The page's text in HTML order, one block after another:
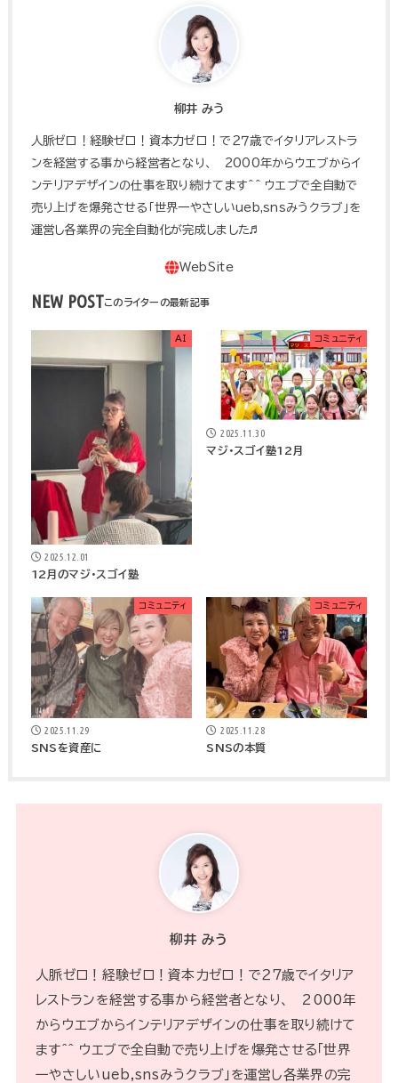
柳井 みう
人脈ゼロ！経験ゼロ！資本力ゼロ！で２７歳でイタリアレストラ
ンを経営する事から経営者となり、 2000年からウエブからイ
ンテリアデザインの仕事を取り続けてます^^ ウエブで全自動で
売り上げを爆発させる「世界一やさしいueb,snsみうクラブ」を
運営し各業界の完全自動化が完成しました♬
NEW POST
AI
2025.12.01
12月のマジ・スゴイ塾
コミュニティ
2025.11.30
マジ・スゴイ塾12月
コミュニティ
2025.11.29
SNSを資産に
コミュニティ
2025.11.28
SNSの本質
柳井 みう
人脈ゼロ！経験ゼロ！資本力ゼロ！で２７歳でイタリア
レストランを経営する事から経営者となり、 2000年
からウエブからインテリアデザインの仕事を取り続けて
ます^^ ウエブで全自動で売り上げを爆発させる「世界
一やさしいueb,snsみうクラブ」を運営し各業界の完